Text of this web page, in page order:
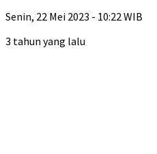
Senin, 22 Mei 2023 - 10:22 WIB
3 tahun yang lalu